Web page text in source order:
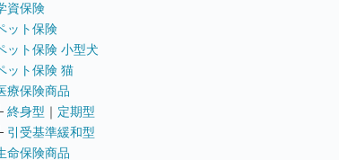
資保険
ット保険
ット保険 小型犬
ット保険 猫
療保険商品
終身型 ｜ 定期型
引受基準緩和型
命保険商品